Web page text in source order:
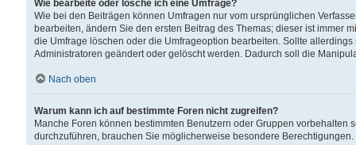
Wie bearbeite oder lösche ich eine Umfrage?
Wie bei den Beiträgen können Umfragen nur vom ursprünglichen
bearbeiten, ändern Sie den ersten Beitrag des Themas; dieser ist immer
die Umfrage löschen oder die Umfrageoption bearbeiten. Sollte
Administratoren geändert oder gelöscht werden. Dadurch soll die
Nach oben
Warum kann ich auf bestimmte Foren nicht zugreifen?
Manche Foren können bestimmten Benutzern oder Gruppen
durchzuführen, brauchen Sie möglicherweise besondere